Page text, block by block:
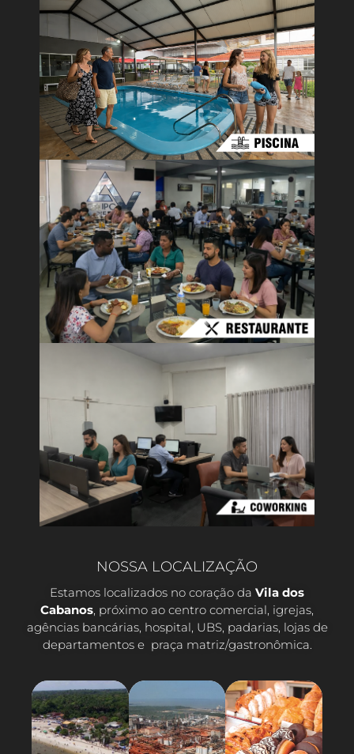
NOSSA LOCALIZAÇÃO
Estamos localizados no coração da Vila dos
Cabanos, próximo ao centro comercial, igrejas,
agências bancárias, hospital, UBS, padarias, lojas de
departamentos e praça matriz/gastronômica.